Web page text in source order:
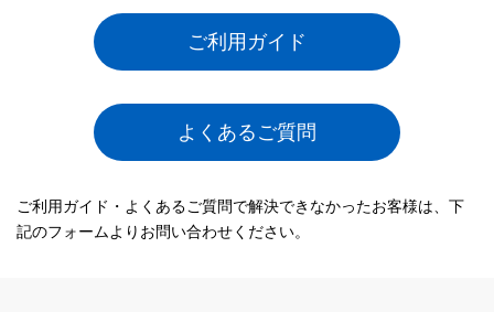
ご利用ガイド
よくあるご質問
ご利用ガイド・よくあるご質問で解決できなかったお客様は、下
記のフォームよりお問い合わせください。